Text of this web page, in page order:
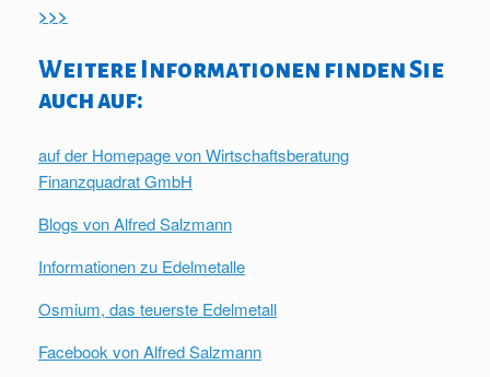
>>>
Weitere Informationen finden Sie
auch auf:
auf der Homepage von Wirtschaftsberatung
Finanzquadrat GmbH
Blogs von Alfred Salzmann
Informationen zu Edelmetalle
Osmium, das teuerste Edelmetall
Facebook von Alfred Salzmann